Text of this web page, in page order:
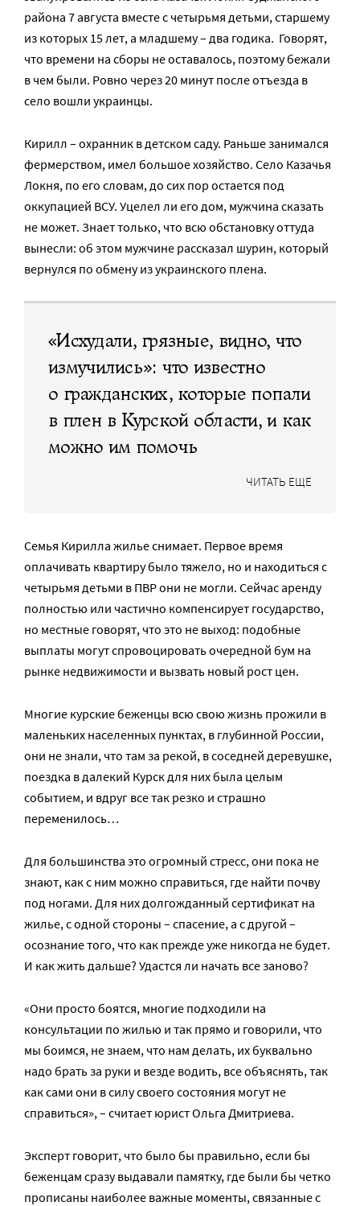
района 7 августа вместе с четырьмя детьми, старшему
из которых 15 лет, а младшему – два годика. Говорят,
что времени на сборы не оставалось, поэтому бежали
в чем были. Ровно через 20 минут после отъезда в
село вошли украинцы.
Кирилл – охранник в детском саду. Раньше занимался
фермерством, имел большое хозяйство. Село Казачья
Локня, по его словам, до сих пор остается под
оккупацией ВСУ. Уцелел ли его дом, мужчина сказать
не может. Знает только, что всю обстановку оттуда
вынесли: об этом мужчине рассказал шурин, который
вернулся по обмену из украинского плена.
«Исхудали, грязные, видно, что
измучились»: что известно
о гражданских, которые попали
в плен в Курской области, и как
можно им помочь
ЧИТАТЬ ЕЩЕ
Семья Кирилла жилье снимает. Первое время
оплачивать квартиру было тяжело, но и находиться с
четырьмя детьми в ПВР они не могли. Сейчас аренду
полностью или частично компенсирует государство,
но местные говорят, что это не выход: подобные
выплаты могут спровоцировать очередной бум на
рынке недвижимости и вызвать новый рост цен.
Многие курские беженцы всю свою жизнь прожили в
маленьких населенных пунктах, в глубинной России,
они не знали, что там за рекой, в соседней деревушке,
поездка в далекий Курск для них была целым
событием, и вдруг все так резко и страшно
переменилось…
Для большинства это огромный стресс, они пока не
знают, как с ним можно справиться, где найти почву
под ногами. Для них долгожданный сертификат на
жилье, с одной стороны – спасение, а с другой –
осознание того, что как прежде уже никогда не будет.
И как жить дальше? Удастся ли начать все заново?
«Они просто боятся, многие подходили на
консультации по жилью и так прямо и говорили, что
мы боимся, не знаем, что нам делать, их буквально
надо брать за руки и везде водить, все объяснять, так
как сами они в силу своего состояния могут не
справиться», – считает юрист Ольга Дмитриева.
Эксперт говорит, что было бы правильно, если бы
беженцам сразу выдавали памятку, где были бы четко
прописаны наиболее важные моменты, связанные с